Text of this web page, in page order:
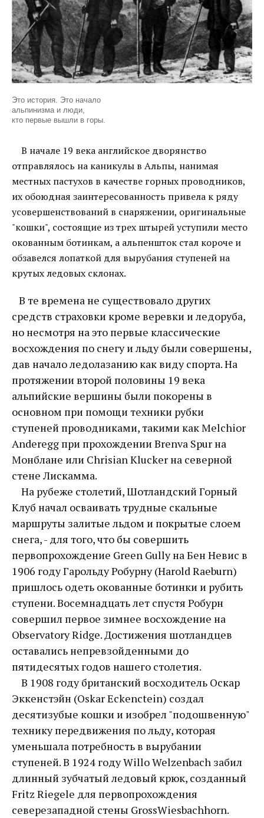
Это история. Это начало
альпинизма и люди,
кто первые вышли в горы.
В начале 19 века английское дворянство
отправлялось на каникулы в Альпы, нанимая
местных пастухов в качестве горных проводников,
их обоюдная заинтересованность привела к ряду
усовершенствований в снаряжении, оригинальные
"кошки", состоящие из трех штырей уступили место
окованным ботинкам, а альпеншток стал короче и
обзавелся лопаткой для вырубания ступеней на
крутых ледовых склонах.
В те времена не существовало других
средств страховки кроме веревки и ледоруба,
но несмотря на это первые классические
восхождения по снегу и льду были совершены,
дав начало ледолазанию как виду спорта. На
протяжении второй половины 19 века
альпийские вершины были покорены в
основном при помощи техники рубки
ступеней проводниками, такими как Melchior
Anderegg при прохождении Brenva Spur на
Монблане или Chrisian Klucker на северной
стене Лискамма.
На рубеже столетий, Шотландский Горный
Клуб начал осваивать трудные скальные
маршруты залитые льдом и покрытые слоем
снега, - для того, что бы совершить
первопрохождение Green Gully на Бен Невис в
1906 году Гарольду Робурну (Harold Raeburn)
пришлось одеть окованные ботинки и рубить
ступени. Восемнадцать лет спустя Робурн
совершил первое зимнее восхождение на
Observatory Ridge. Достижения шотландцев
оставались непревзойденными до
пятидесятых годов нашего столетия.
В 1908 году британский восходитель Оскар
Эккенстэйн (Oskar Eckenctein) создал
десятизубые кошки и изобрел "подошвенную"
технику передвижения по льду, которая
уменьшала потребность в вырубании
ступеней. В 1924 году Willo Welzenbach забил
длинный зубчатый ледовый крюк, созданный
Fritz Riegele для первопрохождения
северезападной стены GrossWiesbachhorn.